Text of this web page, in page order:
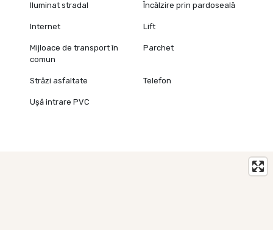
Iluminat stradal Încălzire prin pardoseală
Internet Lift
Mijloace de transport în
comun
Parchet
Străzi asfaltate Telefon
Ușă intrare PVC